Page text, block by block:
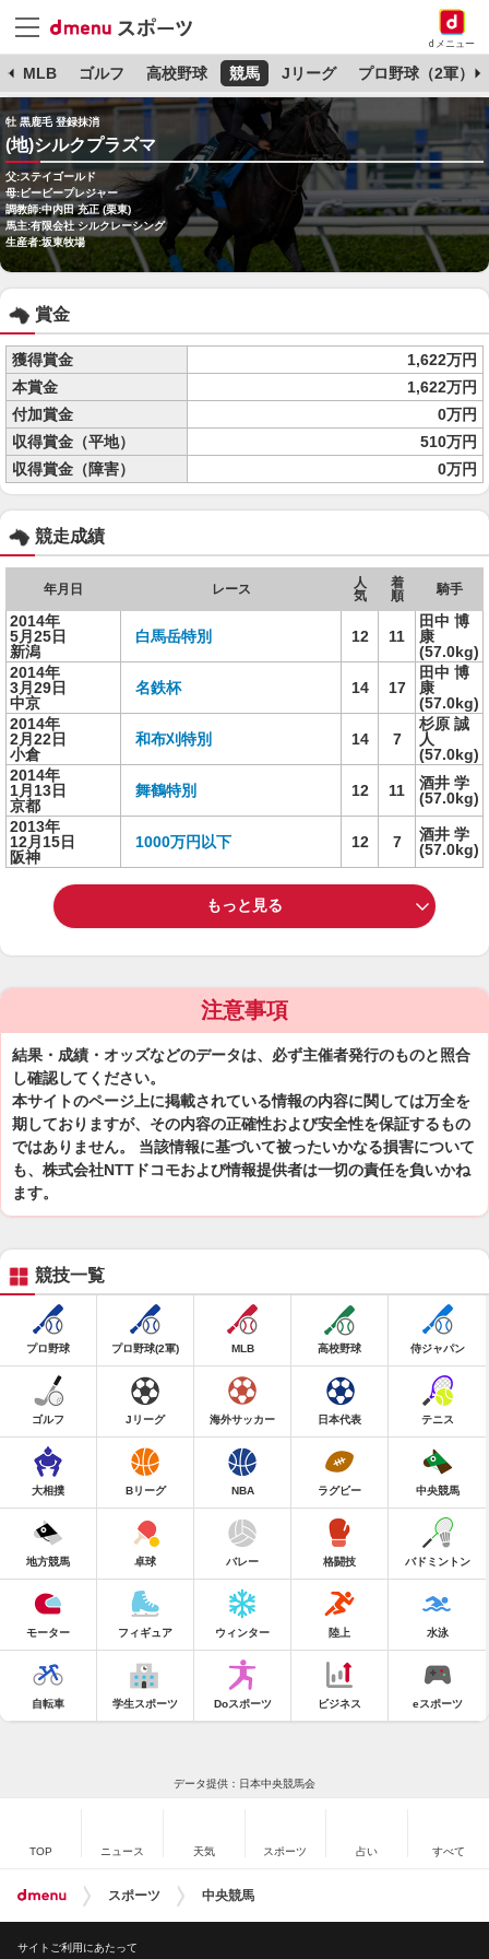
dメニュー
MLB ゴルフ 高校野球 競馬 Jリーグ プロ野球（2軍）
牡 黒鹿毛 登録抹消
(地)シルクプラズマ
父:ステイゴールド
母:ビービープレジャー
調教師:中内田 充正 (栗東)
馬主:有限会社 シルクレーシング
生産者:坂東牧場
賞金
獲得賞金
1,622万円
本賞金
1,622万円
付加賞金
0万円
収得賞金（平地）
510万円
収得賞金（障害）
0万円
競走成績
年月日 レース
人
気
着
順
騎手
2014年
5月25日
新潟
白馬岳特別 12 11
田中 博
康
(57.0kg)
2014年
3月29日
中京
名鉄杯 14 17
田中 博
康
(57.0kg)
2014年
2月22日
小倉
和布刈特別 14 7
杉原 誠
人
(57.0kg)
2014年
1月13日
京都
舞鶴特別 12 11
酒井 学
(57.0kg)
2013年
12月15日
阪神
1000万円以下 12 7
酒井 学
(57.0kg)
もっと見る
注意事項
結果・成績・オッズなどのデータは、必ず主催者発行のものと照合
し確認してください。
本サイトのページ上に掲載されている情報の内容に関しては万全を
期しておりますが、その内容の正確性および安全性を保証するもの
ではありません。 当該情報に基づいて被ったいかなる損害について
も、株式会社NTTドコモおよび情報提供者は一切の責任を負いかね
ます。
競技一覧
プロ野球 プロ野球(2軍) MLB 高校野球 侍ジャパン
ゴルフ Jリーグ 海外サッカー 日本代表 テニス
大相撲 Bリーグ NBA ラグビー 中央競馬
地方競馬 卓球 バレー 格闘技 バドミントン
モーター フィギュア ウィンター 陸上 水泳
自転車 学生スポーツ Doスポーツ ビジネス eスポーツ
データ提供：日本中央競馬会
TOP ニュース 天気 スポーツ 占い すべて
スポーツ 中央競馬
サイトご利用にあたって